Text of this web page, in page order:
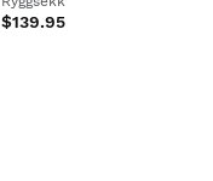
$139.95